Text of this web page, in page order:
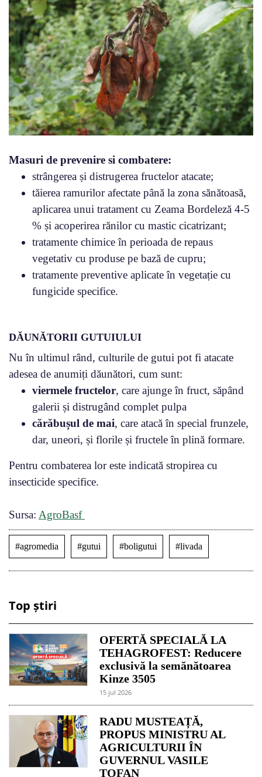
Masuri de prevenire si combatere:
strângerea și distrugerea fructelor atacate;
tăierea ramurilor afectate până la zona sănătoasă,
aplicarea unui tratament cu Zeama Bordeleză 4-5
% și acoperirea rănilor cu mastic cicatrizant;
tratamente chimice în perioada de repaus
vegetativ cu produse pe bază de cupru;
tratamente preventive aplicate în vegetație cu
fungicide specifice.
DĂUNĂTORII GUTUIULUI
Nu în ultimul rând, culturile de gutui pot fi atacate
adesea de anumiți dăunători, cum sunt:
viermele fructelor, care ajunge în fruct, săpând
galerii și distrugând complet pulpa
cărăbușul de mai, care atacă în special frunzele,
dar, uneori, și florile și fructele în plină formare.
Pentru combaterea lor este indicată stropirea cu
insecticide specifice.
Sursa: AgroBasf
#agromedia #gutui #boligutui #livada
Top știri
OFERTĂ SPECIALĂ LA
TEHAGROFEST: Reducere
exclusivă la semănătoarea
Kinze 3505
15 jul 2026
RADU MUSTEAȚĂ,
PROPUS MINISTRU AL
AGRICULTURII ÎN
GUVERNUL VASILE
TOFAN